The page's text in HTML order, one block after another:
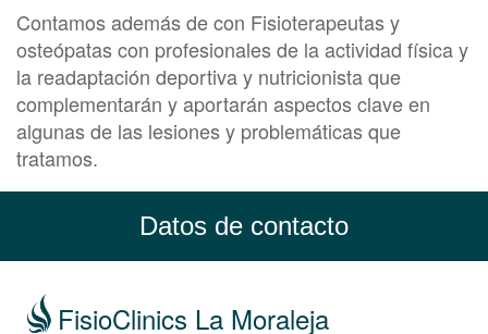
Contamos además de con Fisioterapeutas y
osteópatas con profesionales de la actividad física y
la readaptación deportiva y nutricionista que
complementarán y aportarán aspectos clave en
algunas de las lesiones y problemáticas que
tratamos.
Datos de contacto
FisioClinics La Moraleja